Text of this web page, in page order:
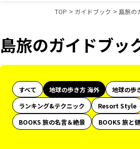
TOP ガイドブック 島旅の
島旅のガイドブッ
すべて 地球の歩き方 海外 地球の歩
ランキング&テクニック
Resort Style
BOOKS 旅の名言＆絶景
BOOKS 旅と